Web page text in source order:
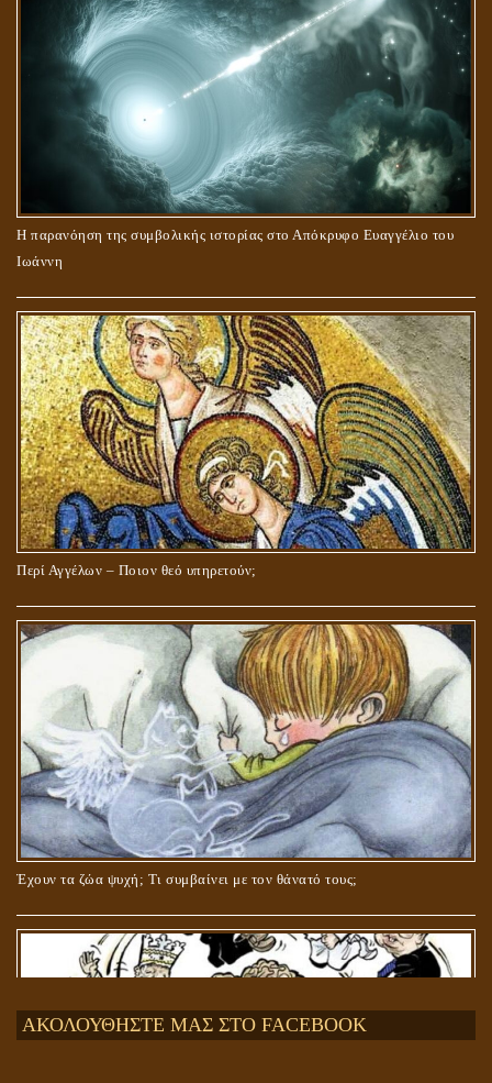
Η παρανόηση της συμβολικής ιστορίας στο Απόκρυφο Ευαγγέλιο του
Ιωάννη
Περί Αγγέλων – Ποιον θεό υπηρετούν;
Έχουν τα ζώα ψυχή; Τι συμβαίνει με τον θάνατό τους;
ΑΚΟΛΟΥΘΗΣΤΕ ΜΑΣ ΣΤΟ FACEBOOK